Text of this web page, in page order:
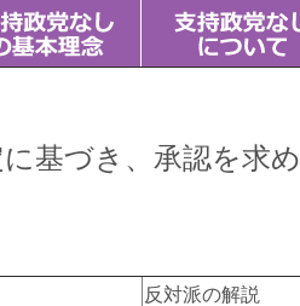
基づき、承認を求
反対派の解説